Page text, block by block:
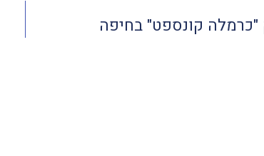
"כרמלה קונספט" בחיפה